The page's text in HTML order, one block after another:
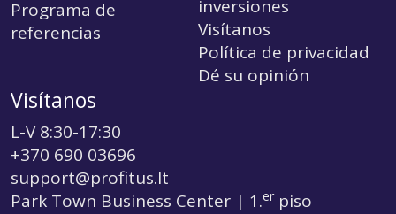
Programa de
referencias
inversiones
Visítanos
Política de privacidad
Dé su opinión
Visítanos
L-V 8:30-17:30
+370 690 03696
support@profitus.lt
Park Town Business Center | 1.erpiso